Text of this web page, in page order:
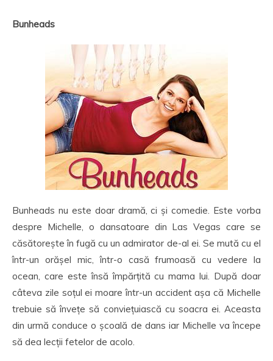
Bunheads
Bunheads nu este doar dramă, ci și comedie. Este vorba
despre Michelle, o dansatoare din Las Vegas care se
căsătorește în fugă cu un admirator de-al ei. Se mută cu el
într-un orășel mic, într-o casă frumoasă cu vedere la
ocean, care este însă împărțită cu mama lui. După doar
câteva zile soțul ei moare într-un accident așa că Michelle
trebuie să învețe să conviețuiască cu soacra ei. Aceasta
din urmă conduce o școală de dans iar Michelle va începe
să dea lecții fetelor de acolo.